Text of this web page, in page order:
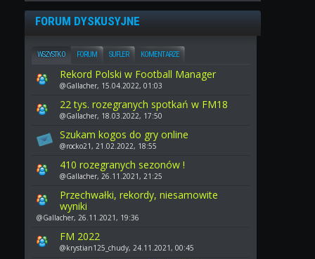
FORUM DYSKUSYJNE
WSZYSTKO FORUM SUFLER KOMENTARZE
Rekord Polski w Football Manager
@Gallacher, 15.04.2022, 01:03
22 tys. rozegranych spotkań w FM18
@Gallacher, 18.03.2022, 17:50
Szukam kogos do gry online
@rocko21, 21.02.2022, 18:55
410 rozegranych sezonów !
@Gallacher, 26.11.2021, 21:25
Przechwałki, rekordy, niesamowite
wyniki
@Gallacher, 26.11.2021, 19:36
FM 2022
@krystian125_chudy, 24.11.2021, 00:45